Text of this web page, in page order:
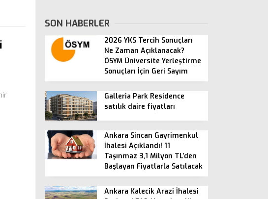
SON HABERLER
2026 YKS Tercih Sonuçları
Ne Zaman Açıklanacak?
ÖSYM Üniversite Yerleştirme
Sonuçları İçin Geri Sayım
Galleria Park Residence
satılık daire fiyatları
Ankara Sincan Gayrimenkul
İhalesi Açıklandı! 11
Taşınmaz 3,1 Milyon TL’den
Başlayan Fiyatlarla Satılacak
Ankara Kalecik Arazi İhalesi